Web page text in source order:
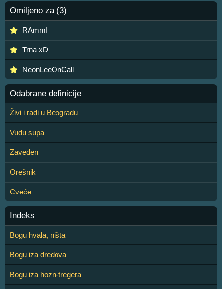
Omiljeno za (3)
RAmmI
Trna xD
NeonLeeOnCall
Odabrane definicije
Živi i radi u Beogradu
Vudu supa
Zaveden
Orešnik
Cveće
Indeks
Bogu hvala, ništa
Bogu iza dredova
Bogu iza hozn-tregera